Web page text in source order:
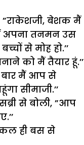
”राकेशजी, बेशक मैं
अपना तनमन उस
से मोह हो.’’
को मैं तैयार हूं.’’
मैं आप से
सीमाजी.’’
से बोली, ”आप
कल ही बस से